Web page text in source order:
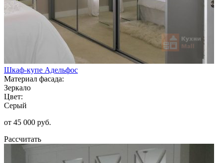
Шкаф-купе Адельфос
Материал фасада:
Зеркало
Цвет:
Серый
от 45 000 руб.
Рассчитать